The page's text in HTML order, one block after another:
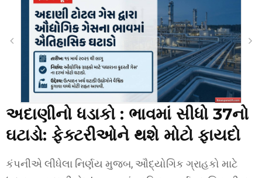
અદાણીનો ધડાકો : ભાવમાં સીધો ₹37નો
ઘટાડો: ફેક્ટરીઓને થશે મોટો ફાયદો
કંપનીએ લીધેલા નિર્ણય મુજબ, ઔદ્યોગિક ગ્રાહકો માટે